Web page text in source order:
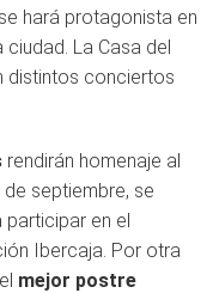
se hará protagonista en
La Casa del
distintos conciertos
rendirán homenaje al
septiembre, se
en el
Ibercaja. Por otra
mejor postre